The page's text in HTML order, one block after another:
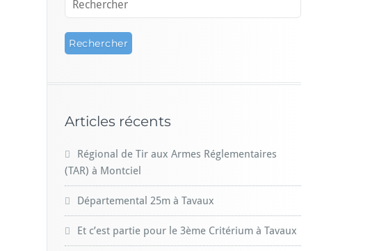
Articles récents
Régional de Tir aux Armes Réglementaires
(TAR) à Montciel
Départemental 25m à Tavaux
Et c’est partie pour le 3ème Critérium à Tavaux